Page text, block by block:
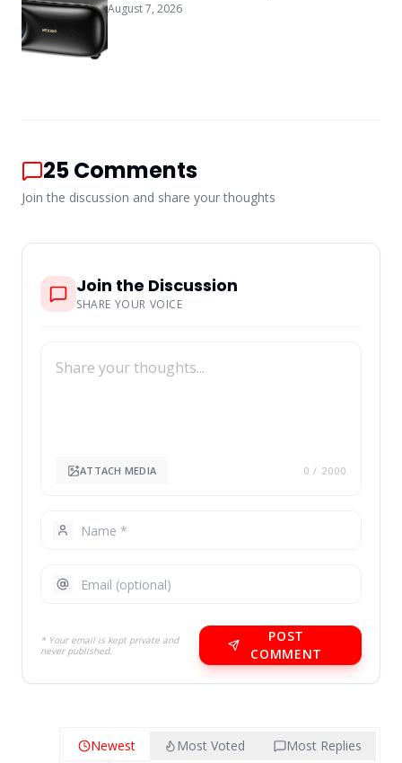
August 7, 2026
25Comments
Join the discussion and share your thoughts
Join the Discussion
SHARE YOUR VOICE
ATTACH MEDIA 0 / 2000
* Your email is kept private and
never published.
POST
COMMENT
Newest Most Voted Most Replies